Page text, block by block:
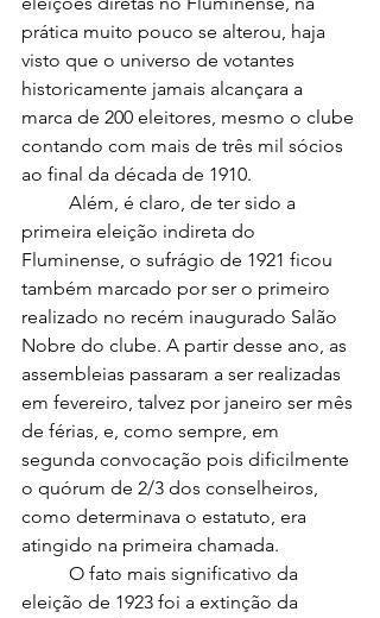
prática muito pouco se alterou, haja
visto que o universo de votantes
historicamente jamais alcançara a
marca de 200 eleitores, mesmo o clube
contando com mais de três mil sócios
ao final da década de 1910.
primeira eleição indireta do
Fluminense, o sufrágio de 1921 ficou
também marcado por ser o primeiro
realizado no recém inaugurado Salão
Nobre do clube. A partir desse ano, as
assembleias passaram a ser realizadas
em fevereiro, talvez por janeiro ser mês
de férias, e, como sempre, em
segunda convocação pois dificilmente
o quórum de 2/3 dos conselheiros,
como determinava o estatuto, era
atingido na primeira chamada.
eleição de 1923 foi a extinção da